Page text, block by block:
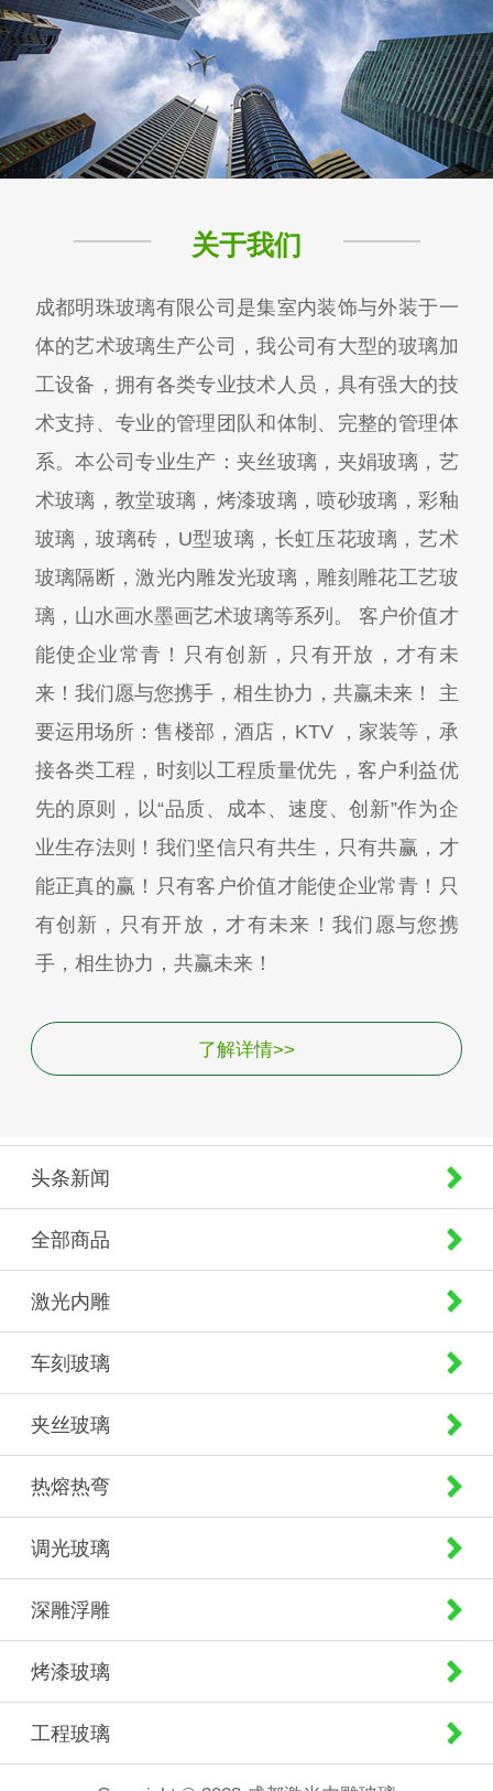
关于我们
成都明珠玻璃有限公司是集室内装饰与外装于一
体的艺术玻璃生产公司，我公司有大型的玻璃加
工设备，拥有各类专业技术人员，具有强大的技
术支持、专业的管理团队和体制、完整的管理体
系。本公司专业生产：夹丝玻璃，夹娟玻璃，艺
术玻璃，教堂玻璃，烤漆玻璃，喷砂玻璃，彩釉
玻璃，玻璃砖，U型玻璃，长虹压花玻璃，艺术
玻璃隔断，激光内雕发光玻璃，雕刻雕花工艺玻
璃，山水画水墨画艺术玻璃等系列。 客户价值才
能使企业常青！只有创新，只有开放，才有未
来！我们愿与您携手，相生协力，共赢未来！ 主
要运用场所：售楼部，酒店，KTV ，家装等，承
接各类工程，时刻以工程质量优先，客户利益优
先的原则，以“品质、成本、速度、创新”作为企
业生存法则！我们坚信只有共生，只有共赢，才
能正真的赢！只有客户价值才能使企业常青！只
有创新，只有开放，才有未来！我们愿与您携
手，相生协力，共赢未来！
了解详情>>
头条新闻
全部商品
激光内雕
车刻玻璃
夹丝玻璃
热熔热弯
调光玻璃
深雕浮雕
烤漆玻璃
工程玻璃